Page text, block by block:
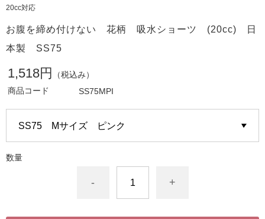
20cc対応
お腹を締め付けない 花柄 吸水ショーツ (20cc) 日
本製 SS75
1,518円
（税込み）
商品コード
SS75MPI
数量
- +